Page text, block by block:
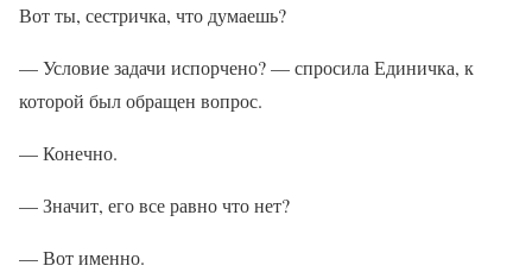
Вот ты, сестричка, что думаешь?
— Условие задачи испорчено? — спросила Единичка, к
которой был обращен вопрос.
— Конечно.
— Значит, его все равно что нет?
— Вот именно.